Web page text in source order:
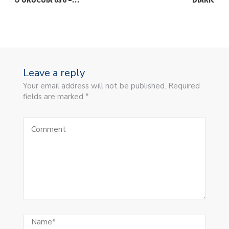
Leave a reply
Your email address will not be published. Required
fields are marked *